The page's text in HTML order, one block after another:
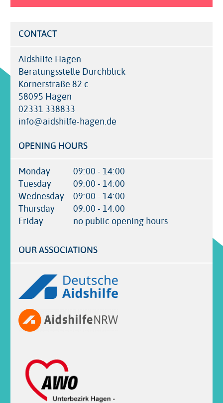
CONTACT
Aidshilfe Hagen
Beratungsstelle Durchblick
Körnerstraße 82 c
58095 Hagen
02331 338833
info@aidshilfe-hagen.de
OPENING HOURS
Monday
09:00 - 14:00
Tuesday
09:00 - 14:00
Wednesday
09:00 - 14:00
Thursday
09:00 - 14:00
Friday
no public opening hours
OUR ASSOCIATIONS
Logos